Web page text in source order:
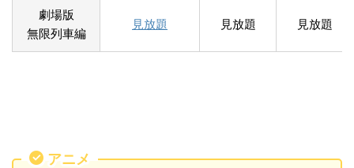
劇場版
無限列車編
見放題 見放題 見放題
アニメ